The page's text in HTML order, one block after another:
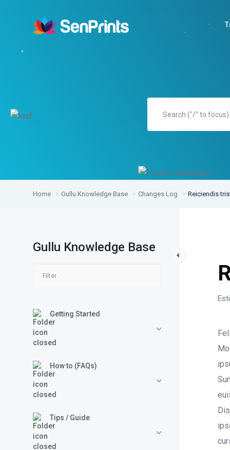
Home Gullu Knowledge Base Changes Log Reiciendis
Gullu Knowledge Base
Getting Started
How to (FAQs)
Tips / Guide